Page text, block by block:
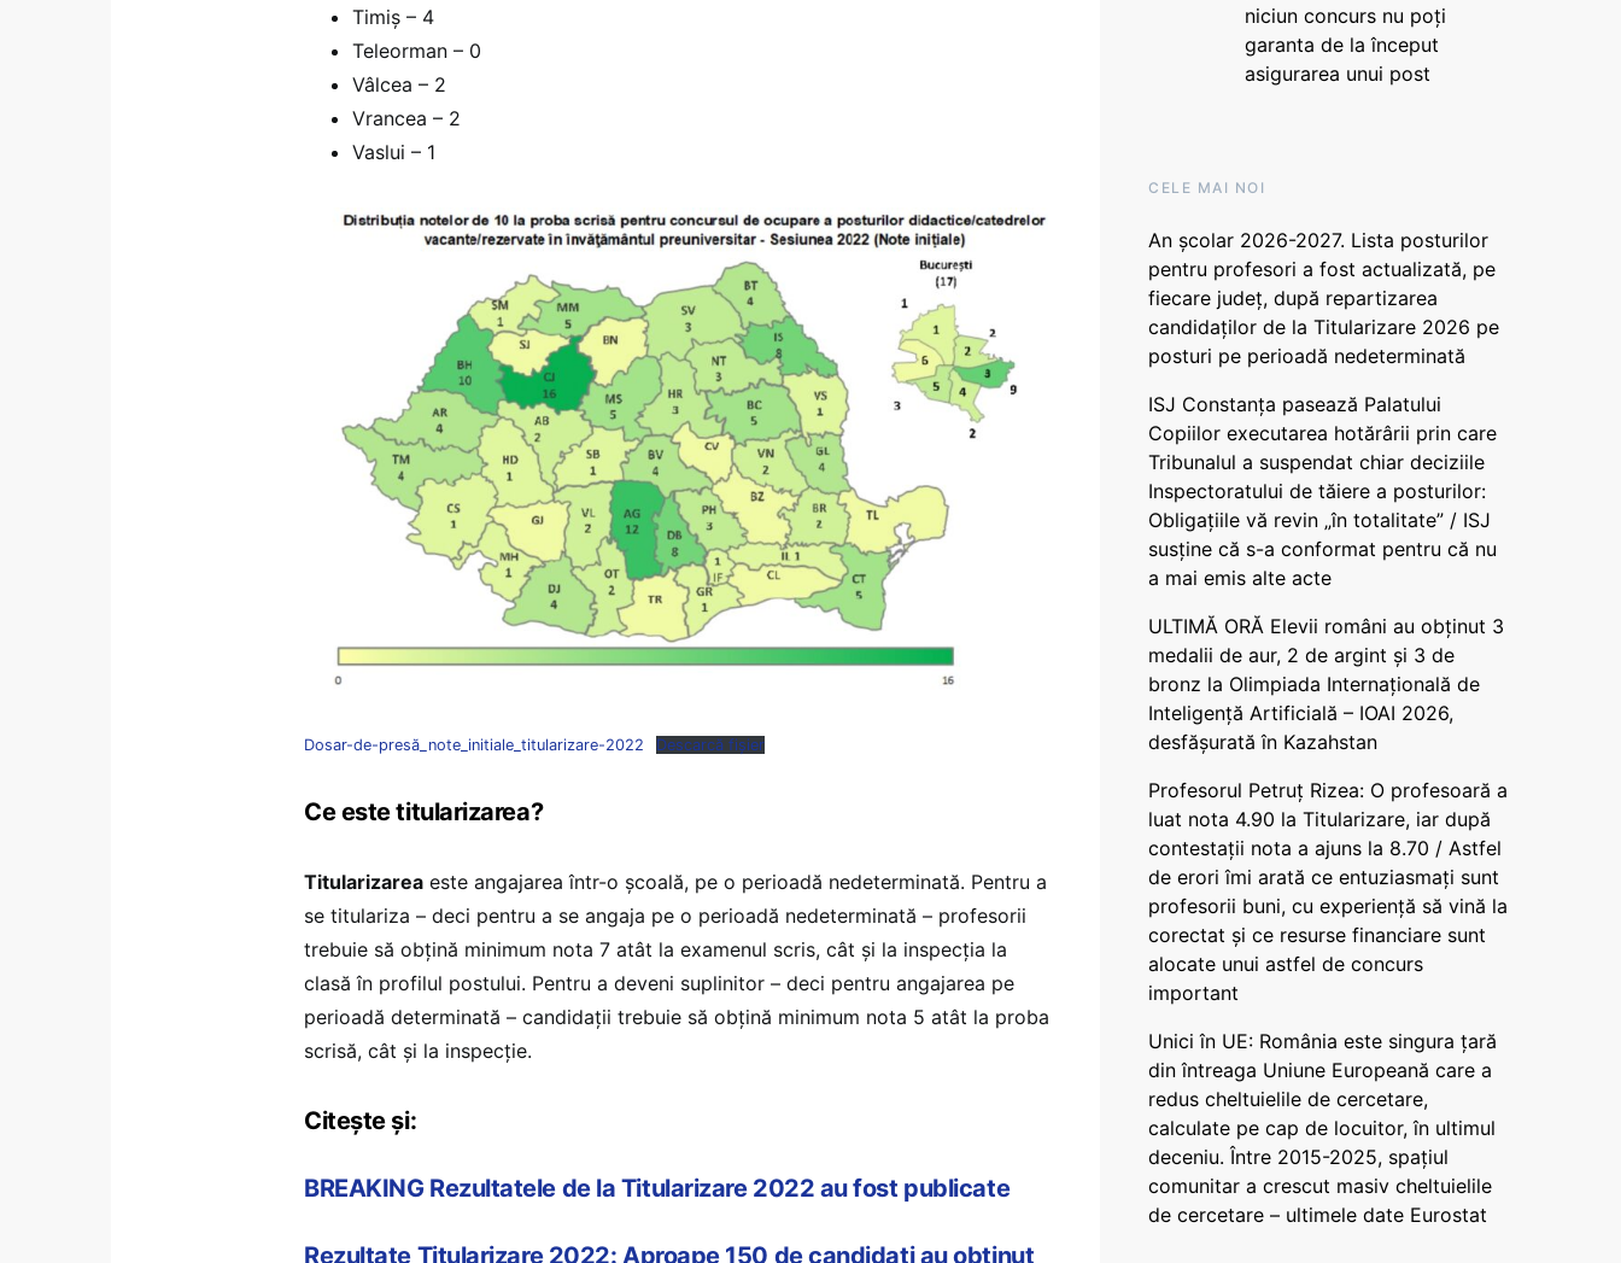
Timiş – 4
Teleorman – 0
Vâlcea – 2
Vrancea – 2
Vaslui – 1
Dosar-de-presă_note_initiale_titularizare-2022 Descarcă fișier
Ce este titularizarea?
Titularizarea este angajarea într-o școală, pe o perioadă nedeterminată. Pentru a
se titulariza – deci pentru a se angaja pe o perioadă nedeterminată – profesorii
trebuie să obțină minimum nota 7 atât la examenul scris, cât și la inspecția la
clasă în profilul postului. Pentru a deveni suplinitor – deci pentru angajarea pe
perioadă determinată – candidații trebuie să obțină minimum nota 5 atât la proba
scrisă, cât și la inspecție.
Citește și:
BREAKING Rezultatele de la Titularizare 2022 au fost publicate
Rezultate Titularizare 2022: Aproape 150 de candidați au obținut
niciun concurs nu poți
garanta de la început
asigurarea unui post
CELE MAI NOI
An școlar 2026-2027. Lista posturilor
pentru profesori a fost actualizată, pe
fiecare județ, după repartizarea
candidaților de la Titularizare 2026 pe
posturi pe perioadă nedeterminată
ISJ Constanța pasează Palatului
Copiilor executarea hotărârii prin care
Tribunalul a suspendat chiar deciziile
Inspectoratului de tăiere a posturilor:
Obligațiile vă revin „în totalitate” / ISJ
susține că s-a conformat pentru că nu
a mai emis alte acte
ULTIMĂ ORĂ Elevii români au obținut 3
medalii de aur, 2 de argint și 3 de
bronz la Olimpiada Internațională de
Inteligență Artificială – IOAI 2026,
desfășurată în Kazahstan
Profesorul Petruț Rizea: O profesoară a
luat nota 4.90 la Titularizare, iar după
contestații nota a ajuns la 8.70 / Astfel
de erori îmi arată ce entuziasmați sunt
profesorii buni, cu experiență să vină la
corectat și ce resurse financiare sunt
alocate unui astfel de concurs
important
Unici în UE: România este singura țară
din întreaga Uniune Europeană care a
redus cheltuielile de cercetare,
calculate pe cap de locuitor, în ultimul
deceniu. Între 2015-2025, spațiul
comunitar a crescut masiv cheltuielile
de cercetare – ultimele date Eurostat